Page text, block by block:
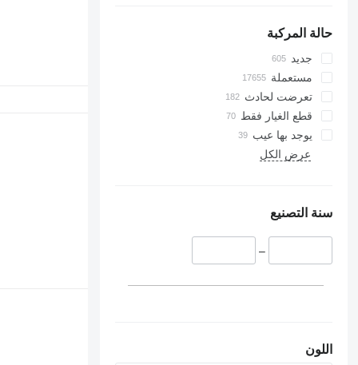
حالة المركبة
جديد
مستعملة
تعرضت لحادث
قطع الغيار فقط
يوجد بها عيب
عرض الكل
سنة التصنيع
–
اللون